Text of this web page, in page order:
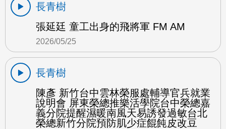
長青樹
張延廷 童工出身的飛將軍 FM AM
2026/05/25
長青樹
陳彥 新竹台中雲林榮服處輔導官兵就業
說明會 屏東榮總推樂活學院台中榮總嘉
義分院提醒濕暖南風天易誘發過敏台北
榮總新竹分院預防肌少症餛飩皮改豆